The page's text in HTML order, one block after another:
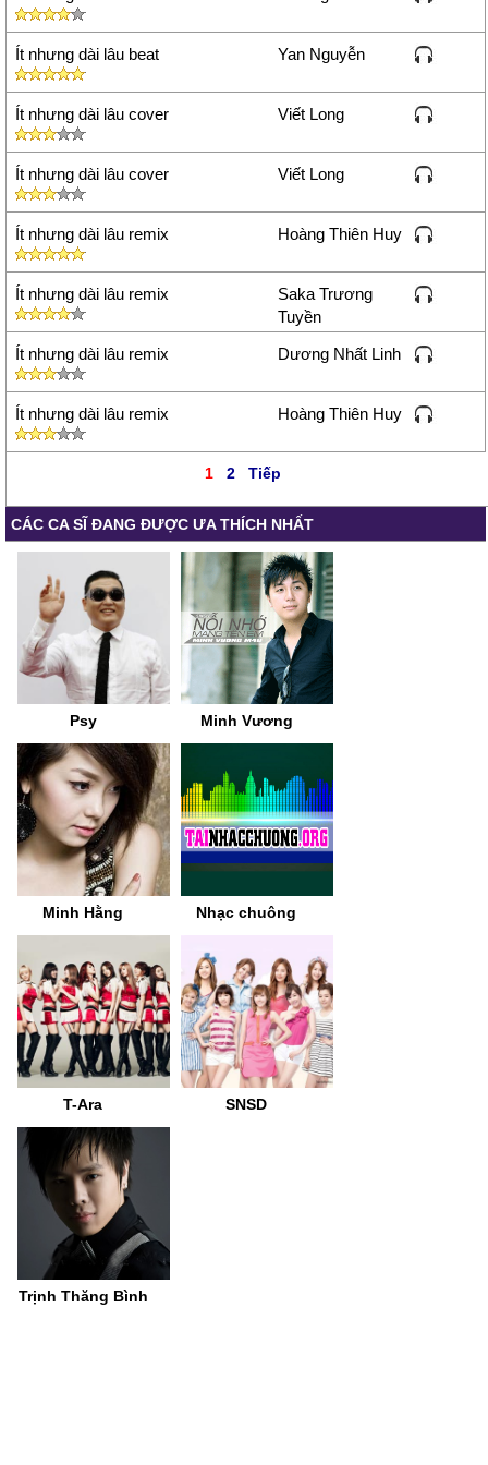
Ít nhưng dài lâu beat Yan Nguyễn
Ít nhưng dài lâu cover Viết Long
Ít nhưng dài lâu cover Viết Long
Ít nhưng dài lâu remix Hoàng Thiên Huy
Ít nhưng dài lâu remix
Saka Trương
Tuyền
Ít nhưng dài lâu remix
Dương Nhất Linh
Ít nhưng dài lâu remix Hoàng Thiên Huy
1 2 Tiếp
CÁC CA SĨ ĐANG ĐƯỢC ƯA THÍCH NHẤT
Psy Minh Vương
Minh Hằng Nhạc chuông
T-Ara SNSD
Trịnh Thăng Bình